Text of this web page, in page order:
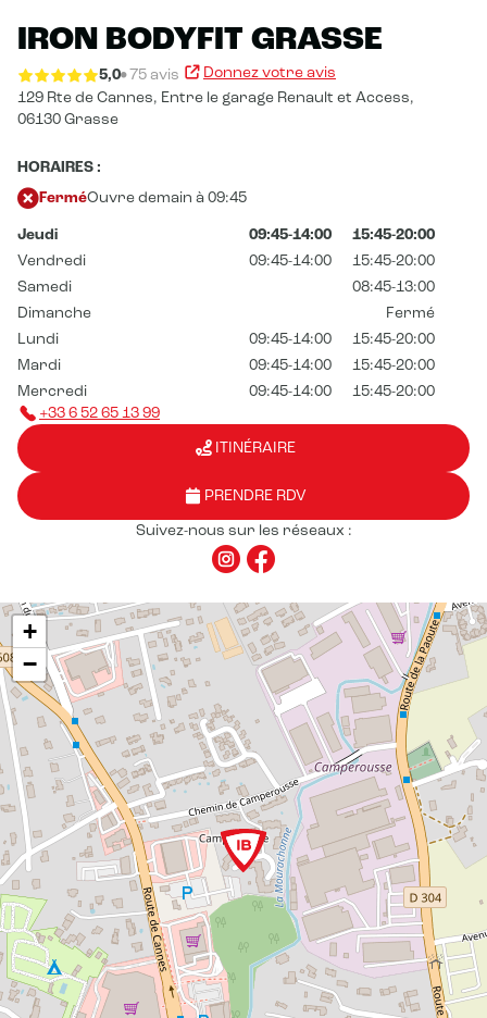
IRON BODYFIT GRASSE
5,0 75 avis
Donnez votre avis
129 Rte de Cannes, Entre le garage Renault et Access,
06130 Grasse
HORAIRES :
FerméOuvre demain à 09:45
Jeudi 09:45-14:00
15:45-20:00
Vendredi
09:45-14:00
15:45-20:00
Samedi
08:45-13:00
Dimanche
Fermé
Lundi
09:45-14:00
15:45-20:00
Mardi
09:45-14:00
15:45-20:00
Mercredi
09:45-14:00
15:45-20:00
+33 6 52 65 13 99
ITINÉRAIRE
PRENDRE RDV
Suivez-nous sur les réseaux :
+
−